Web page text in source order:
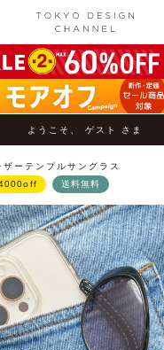
ようこそ、 ゲスト さま
ザーテンプルサングラス
送料無料